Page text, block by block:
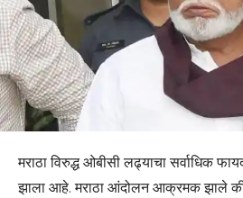
मराठा विरुद्ध ओबीसी लढ्याचा सर्वाधिक
झाला आहे. मराठा आंदोलन आक्रमक झाले